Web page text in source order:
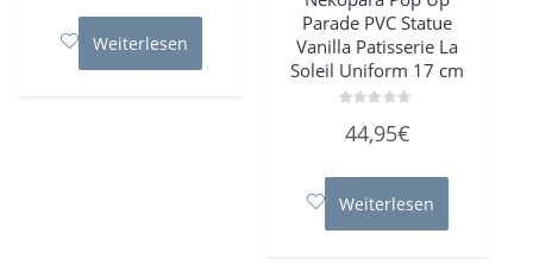
5
Weiterlesen
Parade PVC Statue
Vanilla Patisserie La
Soleil Uniform 17 cm
mit
5
44,95€
Weiterlesen